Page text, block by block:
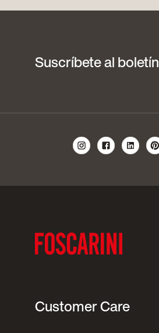
Suscríbete al boletín
Customer Care